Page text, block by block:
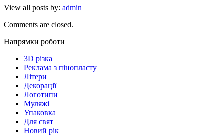
View all posts by: admin
Comments are closed.
Напрямки роботи
3D різка
Реклама з пінопласту
Літери
Декорації
Логотипи
Муляжі
Упаковка
Для свят
Новий рік